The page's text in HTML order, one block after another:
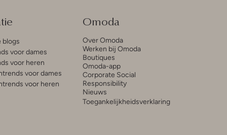
blogs
voor dames
voor heren
voor dames
voor heren
Omoda
Over Omoda
Werken bij Omoda
Boutiques
Omoda-app
Corporate Social
Responsibility
Nieuws
Toegankelijkheidsverklaring